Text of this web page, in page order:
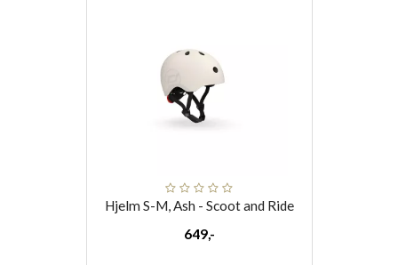
Hjelm S-M, Ash - Scoot and Ride
649,-